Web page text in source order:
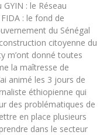
: le Réseau
: le fond de
du Sénégal
citoyenne du
m’ont donné toutes
la maîtresse de
animé les 3 jours de
éthiopienne qui
des problématiques de
en place plusieurs
dans le secteur